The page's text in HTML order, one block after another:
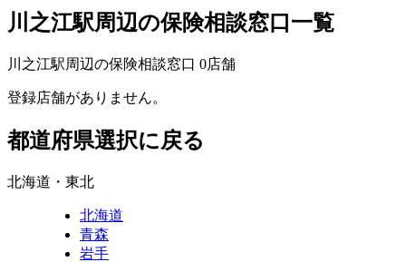
川之江駅周辺の保険相談窓口一覧
川之江駅周辺の保険相談窓口 0店舗
登録店舗がありません。
都道府県選択に戻る
北海道・東北
北海道
青森
岩手